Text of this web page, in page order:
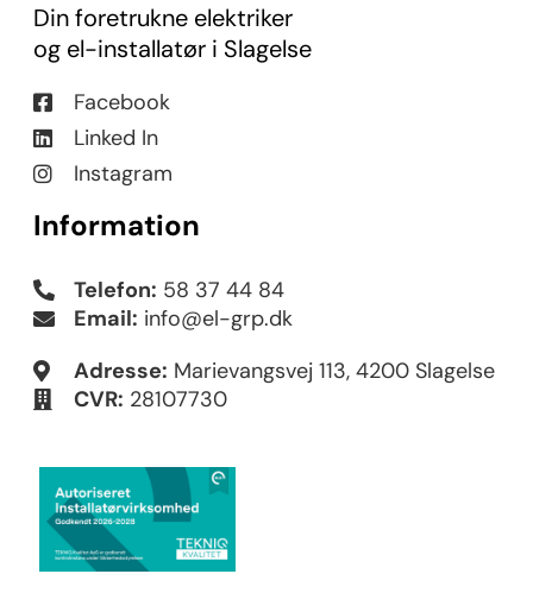
Din foretrukne elektriker
og el-installatør i Slagelse
Facebook
Linked In
Instagram
Information
Telefon: 58 37 44 84
Email: info@el-grp.dk
Adresse: Marievangsvej 113, 4200 Slagelse
CVR: 28107730